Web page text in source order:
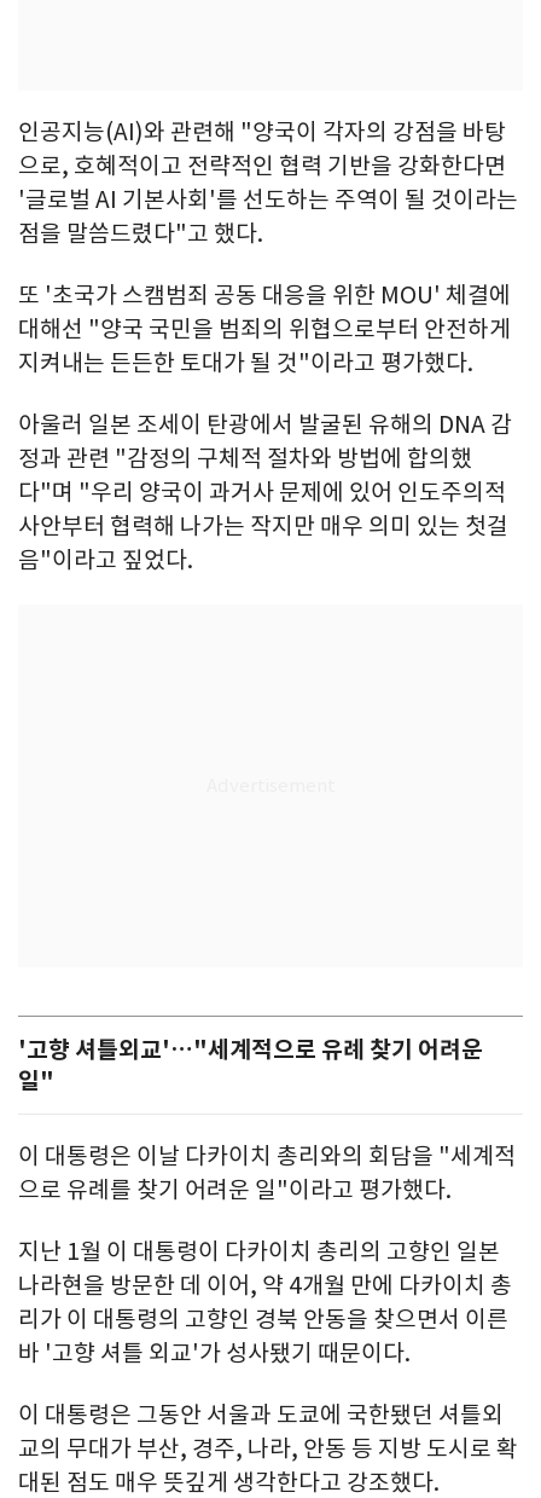
인공지능(AI)와 관련해 "양국이 각자의 강점을 바탕
으로, 호혜적이고 전략적인 협력 기반을 강화한다면
'글로벌 AI 기본사회'를 선도하는 주역이 될 것이라는
점을 말씀드렸다"고 했다.
또 '초국가 스캠범죄 공동 대응을 위한 MOU' 체결에
대해선 "양국 국민을 범죄의 위협으로부터 안전하게
지켜내는 든든한 토대가 될 것"이라고 평가했다.
아울러 일본 조세이 탄광에서 발굴된 유해의 DNA 감
정과 관련 "감정의 구체적 절차와 방법에 합의했
다"며 "우리 양국이 과거사 문제에 있어 인도주의적
사안부터 협력해 나가는 작지만 매우 의미 있는 첫걸
음"이라고 짚었다.
'고향 셔틀외교'…"세계적으로 유례 찾기 어려운
일"
이 대통령은 이날 다카이치 총리와의 회담을 "세계적
으로 유례를 찾기 어려운 일"이라고 평가했다.
지난 1월 이 대통령이 다카이치 총리의 고향인 일본
나라현을 방문한 데 이어, 약 4개월 만에 다카이치 총
리가 이 대통령의 고향인 경북 안동을 찾으면서 이른
바 '고향 셔틀 외교'가 성사됐기 때문이다.
이 대통령은 그동안 서울과 도쿄에 국한됐던 셔틀외
교의 무대가 부산, 경주, 나라, 안동 등 지방 도시로 확
대된 점도 매우 뜻깊게 생각한다고 강조했다.